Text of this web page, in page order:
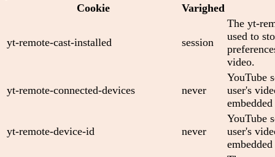
Cookie
Varighed
yt-remote-cast-installed session
The yt-
used to
video.
yt-remote-connected-devices never
YouTube
user's
yt-remote-device-id never
YouTube
user's